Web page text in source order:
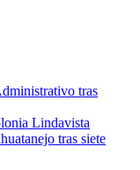
tras
Lindavista
tras siete